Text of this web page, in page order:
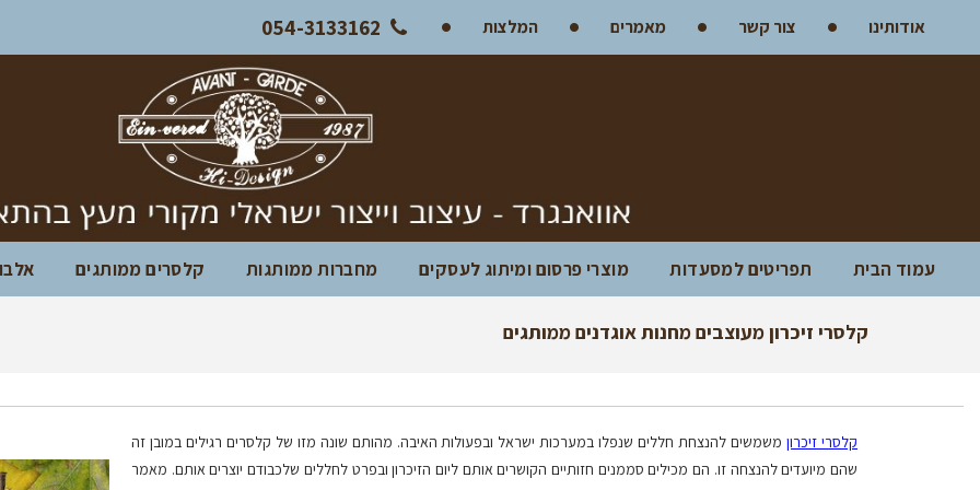
אודותינו צור קשר מאמרים המלצות 054-3133162
עמוד הבית תפריטים למסעדות מוצרי פרסום ומיתוג לעסקים מחברות ממותגות קלסרים ממותגים
קלסרי זיכרון מעוצבים מחנות אוגדנים ממותגים
קלסרי זיכרוןמשמשים להנצחת חללים שנפלו במערכות ישראל ובפעולות האיבה. מהותם שונה מזו של קלסרים רגילים במובן זה
שהם מיועדים להנצחה זו. הם מכילים סממנים חזותיים הקושרים אותם ליום הזיכרון ובפרט לחללים שלכבודם יוצרים אותם. מאמר